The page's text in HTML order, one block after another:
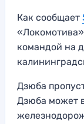
Как сообщает
командой на
Дзюба
Дзюба может